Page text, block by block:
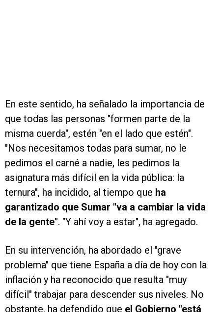
En este sentido, ha señalado la importancia de
que todas las personas "formen parte de la
misma cuerda", estén "en el lado que estén".
"Nos necesitamos todas para sumar, no le
pedimos el carné a nadie, les pedimos la
asignatura más difícil en la vida pública: la
ternura", ha incidido, al tiempo que ha
garantizado que Sumar "va a cambiar la vida
de la gente". "Y ahí voy a estar", ha agregado.
En su intervención, ha abordado el "grave
problema" que tiene España a día de hoy con la
inflación y ha reconocido que resulta "muy
difícil" trabajar para descender sus niveles. No
obstante, ha defendido que el Gobierno "está